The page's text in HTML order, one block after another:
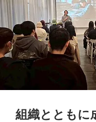
組織とともに